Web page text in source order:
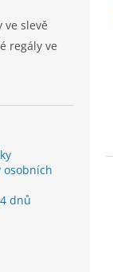
ve slevě
regály ve
osobních
dnů